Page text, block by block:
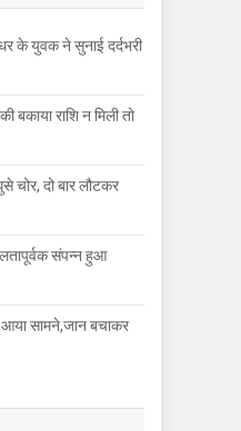
के युवक ने सुनाई दर्दभरी
बकाया राशि न मिली तो
चोर, दो बार लौटकर
संपन्न हुआ
आया सामने,जान बचाकर